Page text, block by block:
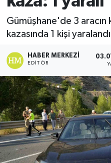
Gümüşhane'de 3 aracın
kazasında 1 kişi
HABER MERKEZI
EDITÖR
Ekonomi